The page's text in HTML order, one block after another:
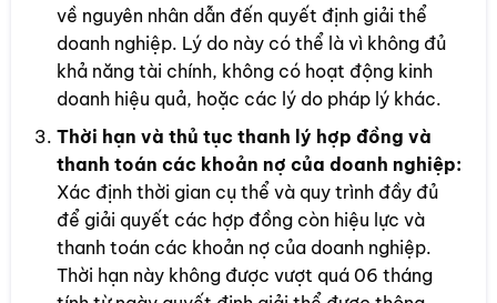
về nguyên nhân dẫn đến quyết định giải thể
doanh nghiệp. Lý do này có thể là vì không đủ
khả năng tài chính, không có hoạt động kinh
doanh hiệu quả, hoặc các lý do pháp lý khác.
Thời hạn và thủ tục thanh lý hợp đồng và
thanh toán các khoản nợ của doanh nghiệp:
Xác định thời gian cụ thể và quy trình đầy đủ
để giải quyết các hợp đồng còn hiệu lực và
thanh toán các khoản nợ của doanh nghiệp.
Thời hạn này không được vượt quá 06 tháng